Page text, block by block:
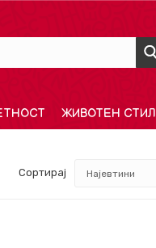
ЖИВОТЕН СТИЛ
Сортирај